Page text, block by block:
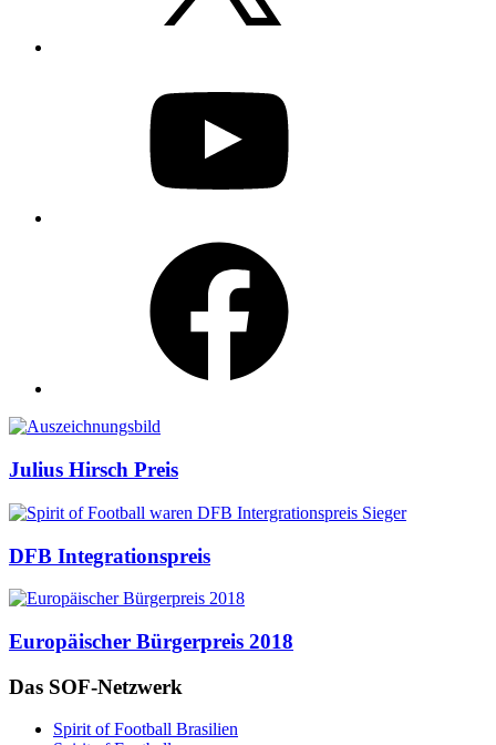
Auszeichnungen
Julius Hirsch Preis
DFB Integrationspreis
Europäischer Bürgerpreis 2018
Das SOF-Netzwerk
Spirit of Football Brasilien